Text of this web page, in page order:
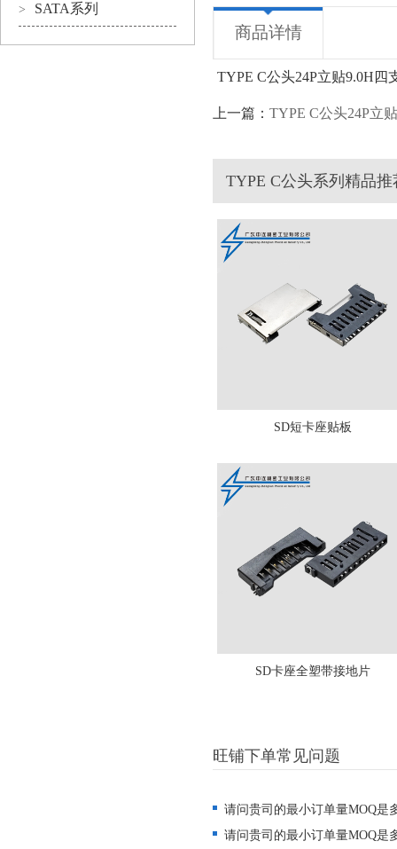
> SATA系列
商品详情
TYPE C公头24P立贴9.0H四
上一篇： TYPE C公头24P立
TYPE C公头系列精品推
SD短卡座贴板
SD卡座全塑带接地片
旺铺下单常见问题
请问贵司的最小订单量MOQ是
请问贵司的最小订单量MOQ是